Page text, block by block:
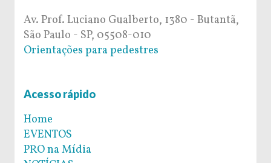
Av. Prof. Luciano Gualberto, 1380 - Butantã,
São Paulo - SP, 05508-010
Orientações para pedestres
Acesso rápido
Home
EVENTOS
PRO na Mídia